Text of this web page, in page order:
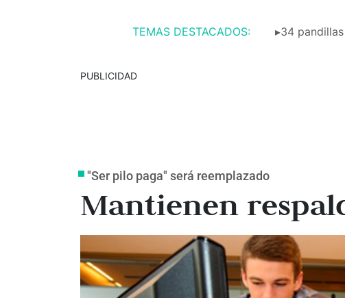
TEMAS DESTACADOS: ▸34
PUBLICIDAD
"Ser pilo paga" será reemplazado
Mantienen